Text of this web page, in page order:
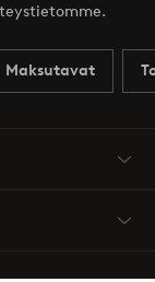
Maksutavat